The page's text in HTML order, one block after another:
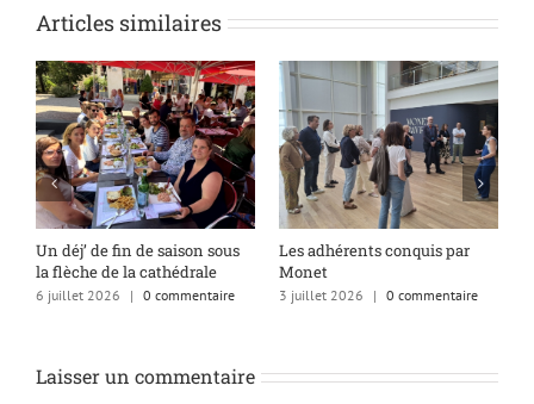
Articles similaires
Un déj’ de fin de saison sous
la flèche de la cathédrale
6 juillet 2026 | 0 commentaire
Les adhérents conquis par
Monet
3 juillet 2026 | 0 commentaire
Laisser un commentaire